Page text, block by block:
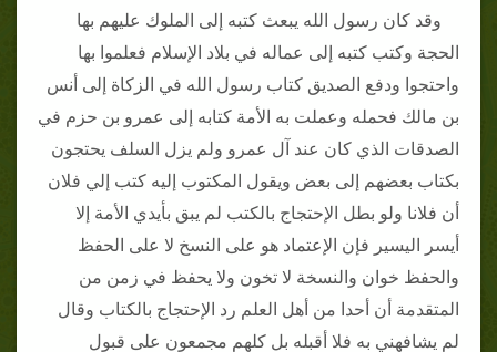
وقد كان رسول الله يبعث كتبه إلى الملوك عليهم بها
الحجة وكتب كتبه إلى عماله في بلاد الإسلام فعلموا بها
واحتجوا ودفع الصديق كتاب رسول الله في الزكاة إلى أنس
بن مالك فحمله وعملت به الأمة كتابه إلى عمرو بن حزم في
الصدقات الذي كان عند آل عمرو ولم يزل السلف يحتجون
بكتاب بعضهم إلى بعض ويقول المكتوب إليه كتب إلي فلان
أن فلانا ولو بطل الإحتجاج بالكتب لم يبق بأيدي الأمة إلا
أيسر اليسير فإن الإعتماد هو على النسخ لا على الحفظ
والحفظ خوان والنسخة لا تخون ولا يحفظ في زمن من
المتقدمة أن أحدا من أهل العلم رد الإحتجاج بالكتاب وقال
لم يشافهني به فلا أقبله بل كلهم مجمعون على قبول